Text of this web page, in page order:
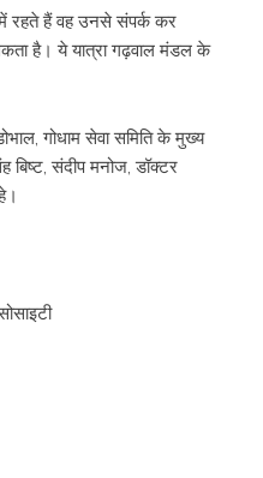
में रहते हैं वह उनसे संपर्क कर
है। ये यात्रा गढ़वाल मंडल के
गोधाम सेवा समिति के मुख्य
बिष्ट, संदीप मनोज, डॉक्टर